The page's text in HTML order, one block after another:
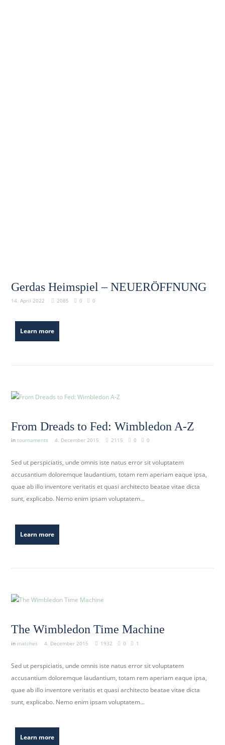
Gerdas Heimspiel – NEUERÖFFNUNG
14. April 2022 2085 0 0
Learn more
From Dreads to Fed: Wimbledon A-Z
intournaments 4. December 2015 2115 0 0
Sed ut perspiciatis, unde omnis iste natus error sit voluptatem
accusantium doloremque laudantium, totam rem aperiam eaque ipsa,
quae ab illo inventore veritatis et quasi architecto beatae vitae dicta
sunt, explicabo. Nemo enim ipsam voluptatem...
Learn more
The Wimbledon Time Machine
in matches 4. December 2015 1932 0 1
Sed ut perspiciatis, unde omnis iste natus error sit voluptatem
accusantium doloremque laudantium, totam rem aperiam eaque ipsa,
quae ab illo inventore veritatis et quasi architecto beatae vitae dicta
sunt, explicabo. Nemo enim ipsam voluptatem...
Learn more